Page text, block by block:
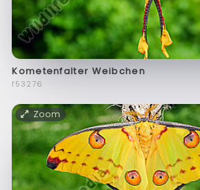
Kometenfalter Weibchen
f53276
Zoom